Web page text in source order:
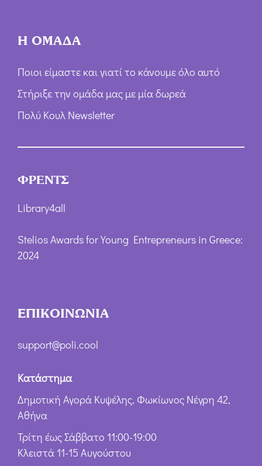
Η ΟΜΑΔΑ
Ποιοι είμαστε και γιατί το κάνουμε όλο αυτό
Στήριξε την ομάδα μας με μία δωρεά
Πολύ Κουλ Newsletter
ΦΡΕΝΤΣ
Library4all
Stelios Awards for Young Entrepreneurs in Greece:
2024
ΕΠΙΚΟΙΝΩΝΙΑ
support@poli.cool
Κατάστημα
Δημοτική Αγορά Κυψέλης, Φωκίωνος Νέγρη 42,
Αθήνα
Τρίτη έως Σάββατο 11:00-19:00
Κλειστά 11-15 Αυγούστου